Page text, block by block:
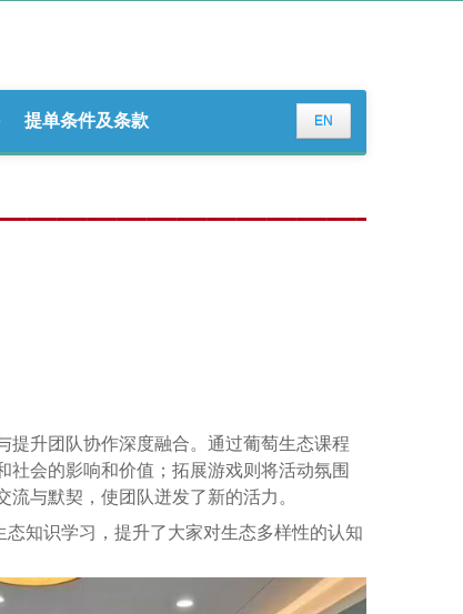
EN
提单条件及条款
提升团队协作深度融合。通过葡萄生态课程
会的影响和价值；拓展游戏则将活动氛围
流与默契，使团队迸发了新的活力。
知识学习，提升了大家对生态多样性的认知